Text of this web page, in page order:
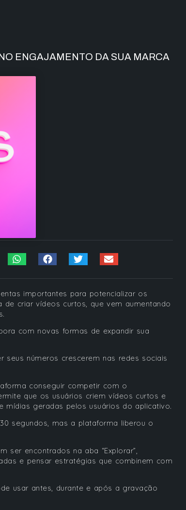
ENGAJAMENTO DA SUA MARCA
importantes para potencializar os
de criar vídeos curtos, que vem aumentando
com novas formas de expandir sua
números crescerem nas redes sociais
conseguir competir com o
que os usuários criem vídeos curtos e
mídias geradas pelos usuários do aplicativo.
segundos, mas a plataforma liberou o
ser encontrados na aba “Explorar”,
e pensar estratégias que combinem com
usar antes, durante e após a gravação